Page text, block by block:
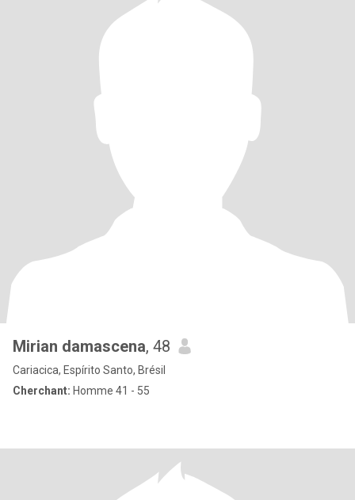
Mirian damascena, 48
Cariacica, Espírito Santo, Brésil
Cherchant: Homme 41 - 55